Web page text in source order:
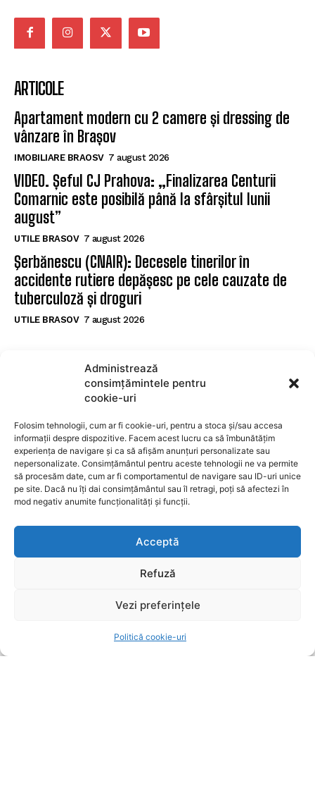
Administrează
consimțămintele pentru
cookie-uri
Folosim tehnologii, cum ar fi cookie-uri, pentru a stoca și/sau accesa
informații despre dispozitive. Facem acest lucru ca să îmbunătățim
experiența de navigare și ca să afișăm anunțuri personalizate sau
nepersonalizate. Consimțământul pentru aceste tehnologii ne va permite
să procesăm date, cum ar fi comportamentul de navigare sau ID-uri unice
pe site. Dacă nu îți dai consimțământul sau îl retragi, poți să afectezi în
mod negativ anumite funcționalități și funcții.
Acceptă
Refuză
Vezi preferințele
Politică cookie-uri
ARTICOLE
Apartament modern cu 2 camere și dressing de
vânzare în Brașov
IMOBILIARE BRAOSV 7 august 2026
VIDEO. Șeful CJ Prahova: „Finalizarea Centurii
Comarnic este posibilă până la sfârșitul lunii
august”
UTILE BRASOV 7 august 2026
Şerbănescu (CNAIR): Decesele tinerilor în
accidente rutiere depășesc pe cele cauzate de
tuberculoză și droguri
UTILE BRASOV 7 august 2026
Apartament modern cu 2 camere și dressing de
IMOBILIARE BRAOSV 7 august 2026
VIDEO. Șeful CJ Prahova: „Finalizarea Centurii
Comarnic este posibilă până la sfârșitul lunii
august”
Şerbănescu (CNAIR): Decesele tinerilor în
accidente rutiere depășesc pe cele cauzate de
tuberculoză și droguri